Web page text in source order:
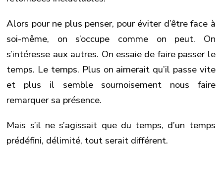
Alors pour ne plus penser, pour éviter d’être face à
soi-même, on s’occupe comme on peut. On
s’intéresse aux autres. On essaie de faire passer le
temps. Le temps. Plus on aimerait qu’il passe vite
et plus il semble sournoisement nous faire
remarquer sa présence.
Mais s’il ne s’agissait que du temps, d’un temps
prédéfini, délimité, tout serait différent.